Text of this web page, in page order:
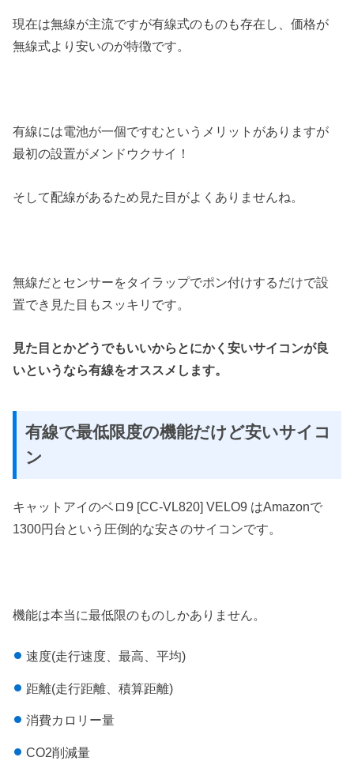
現在は無線が主流ですが有線式のものも存在し、価格が
無線式より安いのが特徴です。
有線には電池が一個ですむというメリットがありますが
最初の設置がメンドウクサイ！
そして配線があるため見た目がよくありませんね。
無線だとセンサーをタイラップでポン付けするだけで設
置でき見た目もスッキリです。
見た目とかどうでもいいからとにかく安いサイコンが良
いというなら有線をオススメします。
有線で最低限度の機能だけど安いサイコ
ン
キャットアイのベロ9 [CC-VL820] VELO9 はAmazonで
1300円台という圧倒的な安さのサイコンです。
機能は本当に最低限のものしかありません。
速度(走行速度、最高、平均)
距離(走行距離、積算距離)
消費カロリー量
CO2削減量